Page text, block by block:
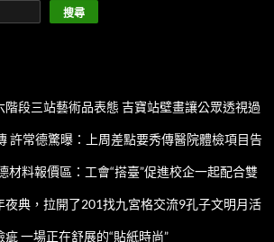
搜尋
段三站藝術品表態 吉寶站壁畫讓公眾透視過
許常德驚曝：上周差點要秀傳醫院體檢項目告
材料報價區：工會“搭臺”促進校企一起配合雙
夜典，拉開了201找九宮格交流9孔子文明月活
一場正在舒展的“貼紙時尚”